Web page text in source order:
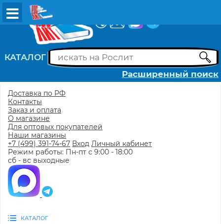
КАТАЛОГ
Расширенный поиск
Доставка по РФ
Контакты
Заказ и оплата
О магазине
Для оптовых покупателей
Наши магазины
+7 (499) 391-74-67 Вход Личный кабинет
Режим работы: Пн-пт с 9:00 - 18:00
сб - вс выходные
КАТАЛОГ